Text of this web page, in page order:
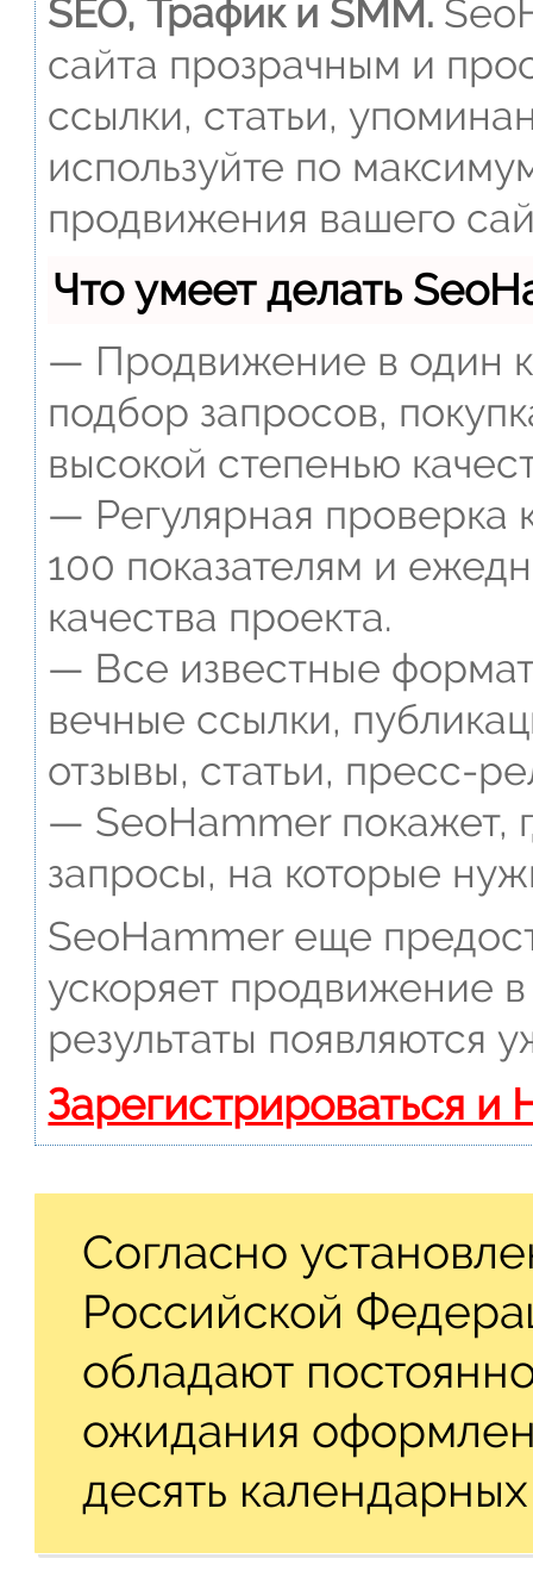
SEO, Трафик и SMM.
сайта прозрачным и
ссылки, статьи,
используйте по
продвижения вашего
Что умеет делать
— Продвижение в один
подбор запросов,
высокой степенью
— Регулярная проверка
100 показателям и
качества проекта.
— Все известные
вечные ссылки,
отзывы, статьи, пресс-
— SeoHammer покажет,
запросы, на которые
SeoHammer еще
ускоряет продвижение
результаты появляются
Зарегистрироваться и
Согласно
Российской
обладают
ожидания
десять